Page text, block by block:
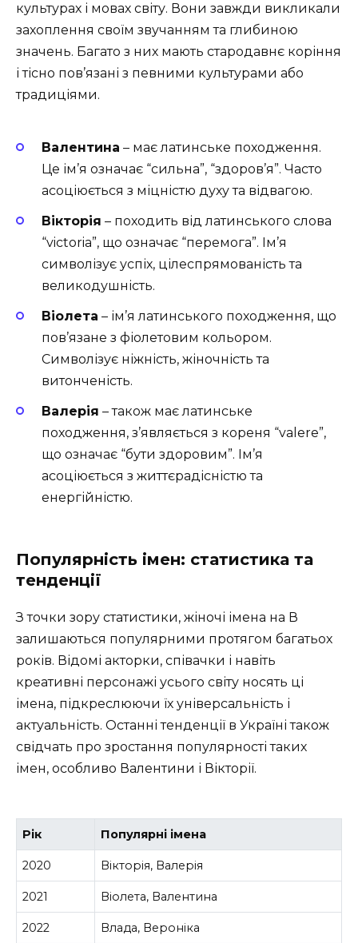
культурах і мовах світу. Вони завжди викликали
захоплення своїм звучанням та глибиною
значень. Багато з них мають стародавнє коріння
і тісно пов’язані з певними культурами або
традиціями.
Валентина – має латинське походження.
Це ім’я означає “сильна”, “здоров’я”. Часто
асоціюється з міцністю духу та відвагою.
Вікторія – походить від латинського слова
“victoria”, що означає “перемога”. Ім’я
символізує успіх, цілеспрямованість та
великодушність.
Віолета – ім’я латинського походження, що
пов’язане з фіолетовим кольором.
Символізує ніжність, жіночність та
витонченість.
Валерія – також має латинське
походження, з’являється з кореня “valere”,
що означає “бути здоровим”. Ім’я
асоціюється з життєрадісністю та
енергійністю.
Популярність імен: статистика та
тенденції
З точки зору статистики, жіночі імена на В
залишаються популярними протягом багатьох
років. Відомі акторки, співачки і навіть
креативні персонажі усього світу носять ці
імена, підкреслюючи їх універсальність і
актуальність. Останні тенденції в Україні також
свідчать про зростання популярності таких
імен, особливо Валентини і Вікторії.
Рік Популярні імена
2020 Вікторія, Валерія
2021 Віолета, Валентина
2022 Влада, Вероніка